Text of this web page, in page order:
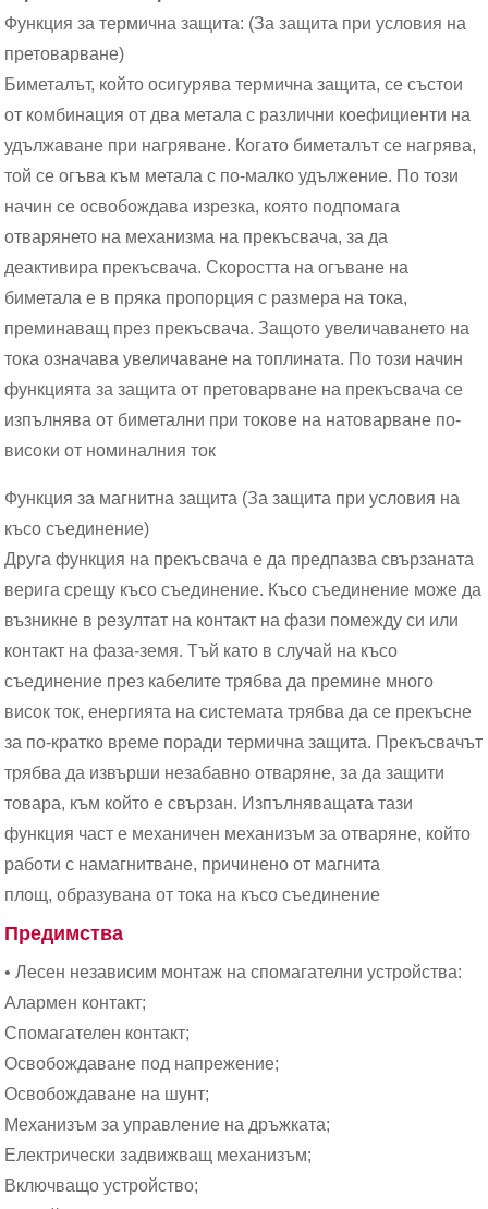
Функция за термична защита: (За защита при условия на
претоварване)
Биметалът, който осигурява термична защита, се състои
от комбинация от два метала с различни коефициенти на
удължаване при нагряване. Когато биметалът се нагрява,
той се огъва към метала с по-малко удължение. По този
начин се освобождава изрезка, която подпомага
отварянето на механизма на прекъсвача, за да
деактивира прекъсвача. Скоростта на огъване на
биметала е в пряка пропорция с размера на тока,
преминаващ през прекъсвача. Защото увеличаването на
тока означава увеличаване на топлината. По този начин
функцията за защита от претоварване на прекъсвача се
изпълнява от биметални при токове на натоварване по-
високи от номиналния ток
Функция за магнитна защита (За защита при условия на
късо съединение)
Друга функция на прекъсвача е да предпазва свързаната
верига срещу късо съединение. Късо съединение може да
възникне в резултат на контакт на фази помежду си или
контакт на фаза-земя. Тъй като в случай на късо
съединение през кабелите трябва да премине много
висок ток, енергията на системата трябва да се прекъсне
за по-кратко време поради термична защита. Прекъсвачът
трябва да извърши незабавно отваряне, за да защити
товара, към който е свързан. Изпълняващата тази
функция част е механичен механизъм за отваряне, който
работи с намагнитване, причинено от магнита
площ, образувана от тока на късо съединение
Предимства
• Лесен независим монтаж на спомагателни устройства:
Алармен контакт;
Спомагателен контакт;
Освобождаване под напрежение;
Освобождаване на шунт;
Механизъм за управление на дръжката;
Електрически задвижващ механизъм;
Включващо устройство;